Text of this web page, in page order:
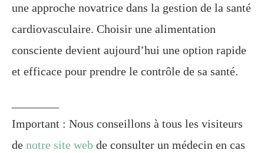
une approche novatrice dans la gestion de la santé
cardiovasculaire. Choisir une alimentation
consciente devient aujourd’hui une option rapide
et efficace pour prendre le contrôle de sa santé.
Important : Nous conseillons à tous les visiteurs
de notre site web de consulter un médecin en cas